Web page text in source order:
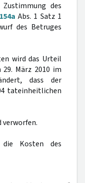
des
154a Abs. 1 Satz 1
des Betruges
wird das Urteil
März 2010 im
dass der
tateinheitlichen
verworfen.
Kosten des